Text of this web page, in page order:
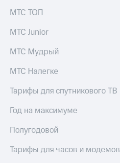
МТС ТОП
МТС Junior
МТС Мудрый
МТС Налегке
Тарифы для спутникового ТВ
Год на максимуме
Полугодовой
Тарифы для часов и модемов